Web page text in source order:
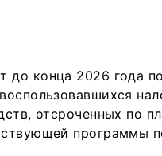
до конца 2026 года
отсроченных по
программы